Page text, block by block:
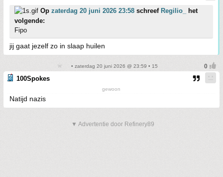
Op zaterdag 20 juni 2026 23:58 schreef Regilio_
het
volgende:
Fipo
jij gaat jezelf zo in slaap huilen
• zaterdag 20 juni 2026 @ 23:59 • 15
100Spokes
gewoon
Natijd nazis
▼ Advertentie door Refinery89